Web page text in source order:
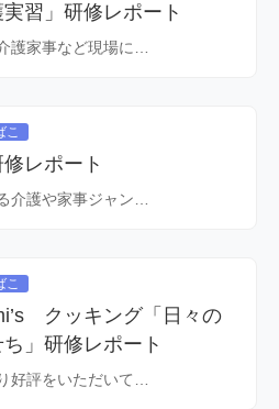
習」研修レポート
護家事など現場に…
こ
レポート
介護や家事ジャン…
こ
クッキング「日々の
」研修レポート
好評をいただいて…